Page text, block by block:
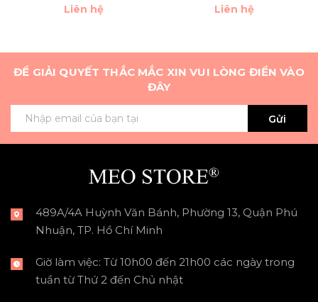
Liên hệ
Liên hệ
ĐỂ GIẢI QUYẾT THẮC MẮC XIN VUI LÒNG ĐIỀN VÀO
ĐÂY
Gửi
489A/4A Huỳnh Văn Bánh, Phường 13, Quận Phú
Nhuận, TP. Hồ Chí Minh
Giờ làm việc: Từ 10h00 đến 21h00 các ngày trong
tuần từ Thứ 2 đến Chủ nhật